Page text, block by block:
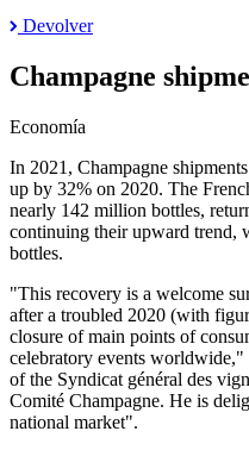
Devolver
Champagne
Economía
In 2021, Champagne
up by 32% on 2020. The
nearly 142 million bottles,
continuing their upward trend,
bottles.
"This recovery is a welcome
after a troubled 2020 (with
closure of main points of
celebratory events
of the Syndicat général des
Comité Champagne. He is
national market".